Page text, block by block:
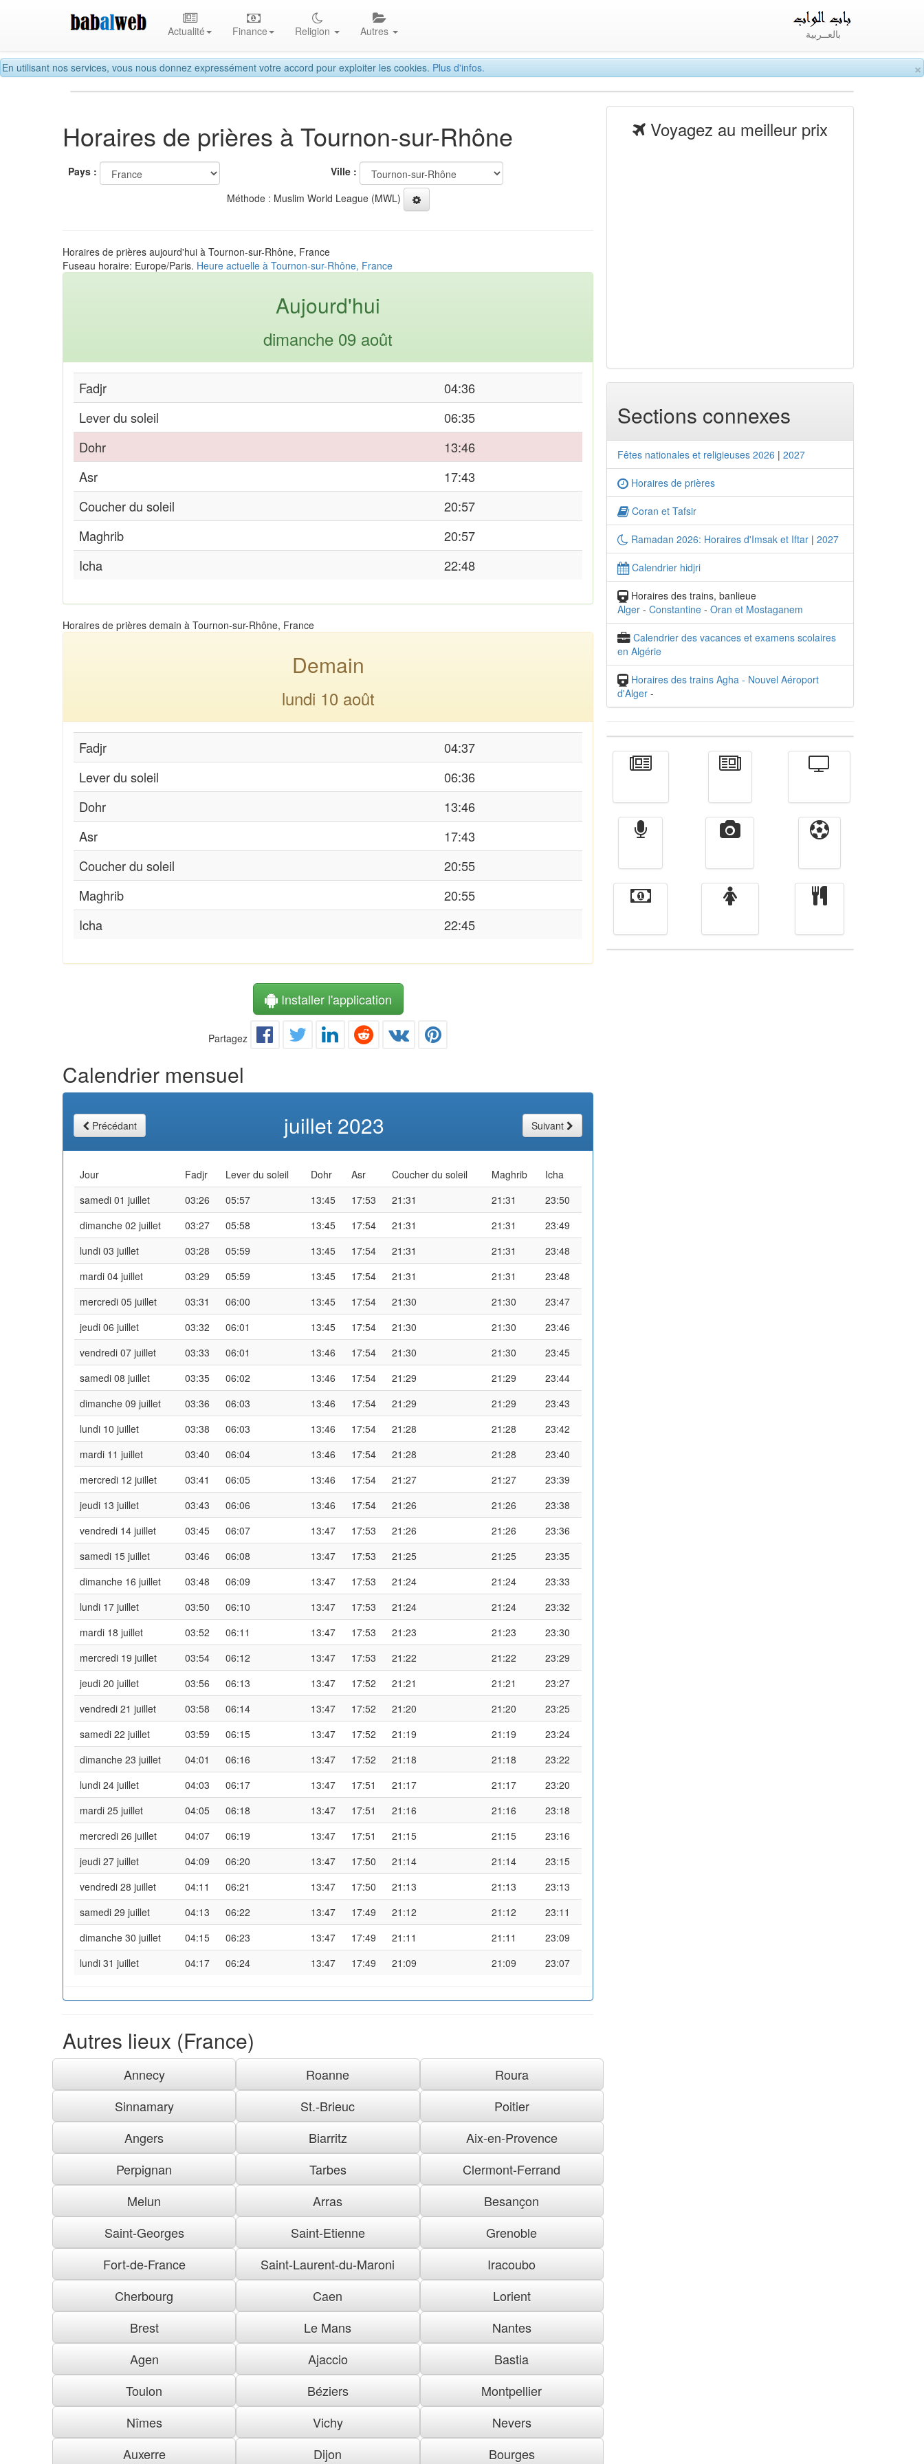
×
En utilisant nos services, vous nous donnez expressément votre accord pour exploiter les cookies. Plus d'infos.
Actualité Finance Religion Autres بالعــربية
Horaires de prières à Tournon-sur-Rhône
Pays :
Ville :
Méthode : Muslim World League (MWL)
Horaires de prières aujourd'hui à Tournon-sur-Rhône, France
Fuseau horaire: Europe/Paris. Heure actuelle à Tournon-sur-Rhône, France
Aujourd'hui
dimanche 09 août
Fadjr
04:36
Lever du soleil
06:35
Dohr
13:46
Asr
17:43
Coucher du soleil
20:57
Maghrib
20:57
Icha
22:48
Horaires de prières demain à Tournon-sur-Rhône, France
Demain
lundi 10 août
Fadjr
04:37
Lever du soleil
06:36
Dohr
13:46
Asr
17:43
Coucher du soleil
20:55
Maghrib
20:55
Icha
22:45
Installer l'application
Partagez
Calendrier mensuel
Précédant juillet 2023 Suivant
Jour Fadjr Lever du soleil Dohr Asr Coucher du soleil Maghrib
Icha
samedi 01 juillet
03:26 05:57 13:45 17:53 21:31 21:31
23:50
dimanche 02 juillet
03:27 05:58 13:45 17:54 21:31 21:31
23:49
lundi 03 juillet
03:28 05:59 13:45 17:54 21:31 21:31
23:48
mardi 04 juillet
03:29 05:59 13:45 17:54 21:31 21:31
23:48
mercredi 05 juillet
03:31 06:00 13:45 17:54 21:30 21:30
23:47
jeudi 06 juillet
03:32 06:01 13:45 17:54 21:30 21:30
23:46
vendredi 07 juillet
03:33 06:01 13:46 17:54 21:30 21:30
23:45
samedi 08 juillet
03:35 06:02 13:46 17:54 21:29 21:29
23:44
dimanche 09 juillet
03:36 06:03 13:46 17:54 21:29 21:29
23:43
lundi 10 juillet
03:38 06:03 13:46 17:54 21:28 21:28
23:42
mardi 11 juillet
03:40 06:04 13:46 17:54 21:28 21:28
23:40
mercredi 12 juillet
03:41 06:05 13:46 17:54 21:27 21:27
23:39
jeudi 13 juillet
03:43 06:06 13:46 17:54 21:26 21:26
23:38
vendredi 14 juillet
03:45 06:07 13:47 17:53 21:26 21:26
23:36
samedi 15 juillet
03:46 06:08 13:47 17:53 21:25 21:25
23:35
dimanche 16 juillet
03:48 06:09 13:47 17:53 21:24 21:24
23:33
lundi 17 juillet
03:50 06:10 13:47 17:53 21:24 21:24
23:32
mardi 18 juillet
03:52 06:11 13:47 17:53 21:23 21:23
23:30
mercredi 19 juillet
03:54 06:12 13:47 17:53 21:22 21:22
23:29
jeudi 20 juillet
03:56 06:13 13:47 17:52 21:21 21:21
23:27
vendredi 21 juillet
03:58 06:14 13:47 17:52 21:20 21:20
23:25
samedi 22 juillet
03:59 06:15 13:47 17:52 21:19 21:19
23:24
dimanche 23 juillet
04:01 06:16 13:47 17:52 21:18 21:18
23:22
lundi 24 juillet
04:03 06:17 13:47 17:51 21:17 21:17
23:20
mardi 25 juillet
04:05 06:18 13:47 17:51 21:16 21:16
23:18
mercredi 26 juillet
04:07 06:19 13:47 17:51 21:15 21:15
23:16
jeudi 27 juillet
04:09 06:20 13:47 17:50 21:14 21:14
23:15
vendredi 28 juillet
04:11 06:21 13:47 17:50 21:13 21:13
23:13
samedi 29 juillet
04:13 06:22 13:47 17:49 21:12 21:12
23:11
dimanche 30 juillet
04:15 06:23 13:47 17:49 21:11 21:11
23:09
lundi 31 juillet
04:17 06:24 13:47 17:49 21:09 21:09 23:07
Autres lieux (France)
Annecy Roanne
Roura
Sinnamary
St.-Brieuc
Poitier
Angers
Biarritz
Aix-en-Provence
Perpignan
Tarbes
Clermont-Ferrand
Melun
Arras
Besançon
Saint-Georges
Saint-Etienne
Grenoble
Fort-de-France
Saint-Laurent-du-Maroni
Iracoubo
Cherbourg
Caen
Lorient
Brest
Le Mans
Nantes
Agen
Ajaccio
Bastia
Toulon
Béziers
Montpellier
Nîmes
Vichy
Nevers
Auxerre
Dijon Bourges
Voyagez au meilleur prix
Sections connexes
Fêtes nationales et religieuses 2026 | 2027
Horaires de prières
Coran et Tafsir
Ramadan 2026: Horaires d'Imsak et Iftar | 2027
Calendrier hidjri
Horaires des trains, banlieue
Alger - Constantine - Oran et Mostaganem
Calendrier des vacances et examens scolaires
en Algérie
Horaires des trains Agha - Nouvel Aéroport
d'Alger -